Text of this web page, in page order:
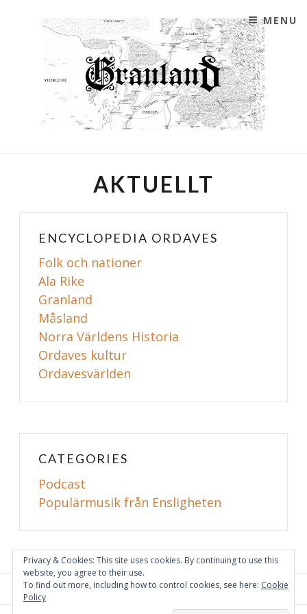
SKIP TO CONTENT MENU
AKTUELLT
ENCYCLOPEDIA ORDAVES
Folk och nationer
Ala Rike
Granland
Måsland
Norra Världens Historia
Ordaves kultur
Ordavesvärlden
CATEGORIES
Podcast
Populärmusik från Ensligheten
Privacy & Cookies: This site uses cookies. By continuing to use this
website, you agree to their use.
To find out more, including how to control cookies, see here: Cookie
Policy